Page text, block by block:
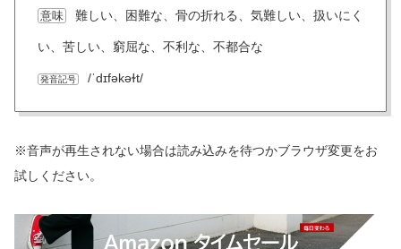
意味 難しい、困難な、骨の折れる、気難しい、扱いにく
い、苦しい、窮屈な、不利な、不都合な
発音記号 /ˈdɪfəkəɫt/
※音声が再生されない場合は読み込みを待つかブラウザ変更をお
試しください。